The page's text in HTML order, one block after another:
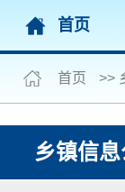
首页
首页 >>
乡镇信